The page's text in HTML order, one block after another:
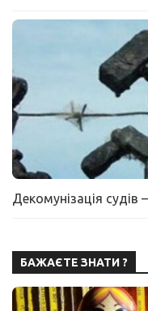
Декомунізація
БАЖАЄТЕ ЗНАТИ ?